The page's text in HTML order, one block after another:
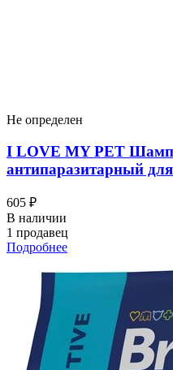
Не определен
I LOVЕ MY PET
антипаразитарный
605 ₽
В наличии
1 продавец
Подробнее